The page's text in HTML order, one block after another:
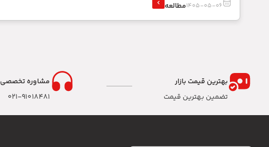
1405-05-06مطالعه
بهترین قیمت بازار
تضمین بهترین قیمت
مشاوره تخصصی
۰۲۱-91018481